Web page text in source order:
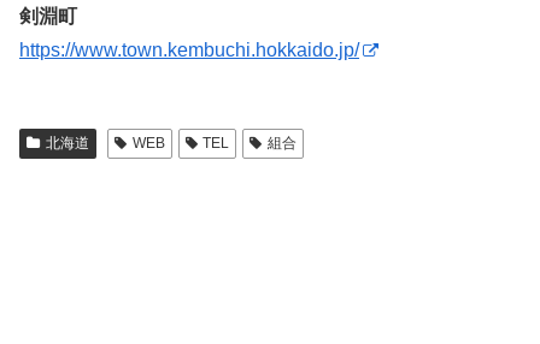
剣淵町
https://www.town.kembuchi.hokkaido.jp/
北海道 WEB TEL 組合